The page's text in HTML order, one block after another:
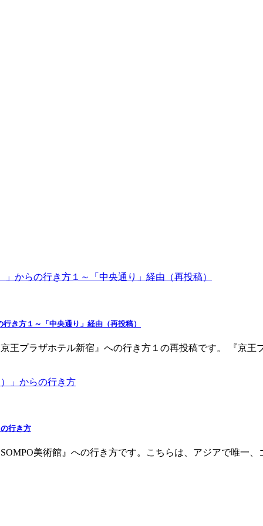
き方１～「中央通り」経由（再投稿）
王プラザホテル新宿』への行き方１の再投稿です。 『京王
行き方
美術館』への行き方です。こちらは、アジアで唯一